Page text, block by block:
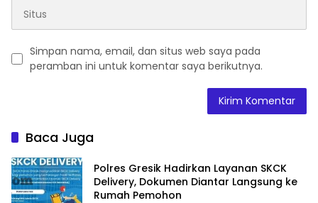
Simpan nama, email, dan situs web saya pada
peramban ini untuk komentar saya berikutnya.
Baca Juga
Polres Gresik Hadirkan Layanan SKCK
Delivery, Dokumen Diantar Langsung ke
Rumah Pemohon